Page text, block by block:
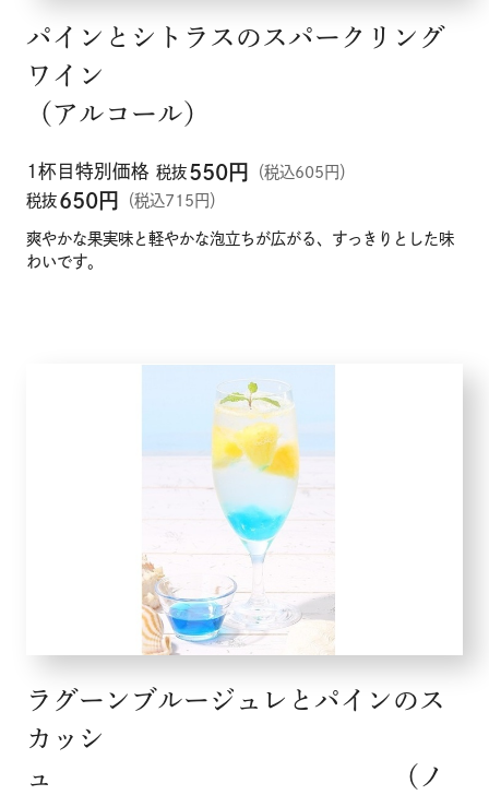
パインとシトラスのスパークリング
ワイン
（アルコール）
1杯目特別価格 税抜 550円
（税込605円）
税抜 650円 （税込715円）
爽やかな果実味と軽やかな泡立ちが広がる、すっきりとした味
わいです。
ラグーンブルージュレとパインのス
カッシ
ュ （ノ